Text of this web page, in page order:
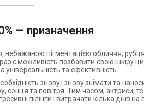
— призначення
пігментацією обличчя,
є можливість позбавити свою шкіру
та ефективність.
знову і знову знімати та
сонця та повітря. Тим часом, актриси,
пілінги і витрачати кілька днів на